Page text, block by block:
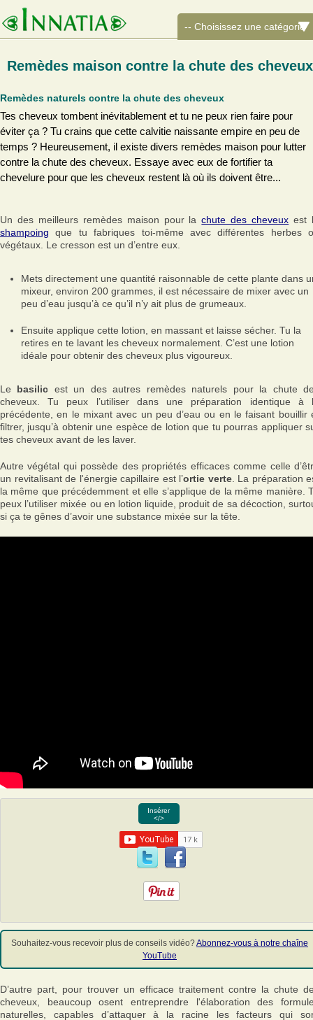
Remèdes maison contre la chute des cheveux
Remèdes naturels contre la chute des cheveux
Tes cheveux tombent inévitablement et tu ne peux rien faire pour
éviter ça ? Tu crains que cette calvitie naissante empire en peu de
temps ? Heureusement, il existe divers remèdes maison pour lutter
contre la chute des cheveux. Essaye avec eux de fortifier ta
chevelure pour que les cheveux restent là où ils doivent être...
Un des meilleurs remèdes maison pour lachute des cheveux est
shampoing que tu fabriques toi-même avec différentes herbes
végétaux. Le cresson est un d’entre eux.
Mets directement une quantité raisonnable de cette plante dans
mixeur, environ 200 grammes, il est nécessaire de mixer avec un
peu d’eau jusqu’à ce qu’il n’y ait plus de grumeaux.
Ensuite applique cette lotion, en massant et laisse sécher. Tu la
retires en te lavant les cheveux normalement. C’est une lotion
idéale pour obtenir des cheveux plus vigoureux.
Le basilic est un des autres remèdes naturels pour la chute
cheveux. Tu peux l’utiliser dans une préparation identique à
précédente, en le mixant avec un peu d’eau ou en le faisant bouillir
filtrer, jusqu’à obtenir une espèce de lotion que tu pourras appliquer
tes cheveux avant de les laver.
Autre végétal qui possède des propriétés efficaces comme celle
un revitalisant de l'énergie capillaire est l’ortie verte. La préparation
la même que précédemment et elle s’applique de la même manière.
peux l’utiliser mixée ou en lotion liquide, produit de sa décoction,
si ça te gênes d’avoir une substance mixée sur la tête.
Insérer
</>
Souhaitez-vous recevoir plus de conseils vidéo?Abonnez-vous à notre chaîne
YouTube
D’autre part, pour trouver un efficace traitement contre la chute
cheveux, beaucoup osent entreprendre l'élaboration des
naturelles, capables d’attaquer à la racine les facteurs qui